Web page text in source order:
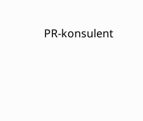
PR-konsulent